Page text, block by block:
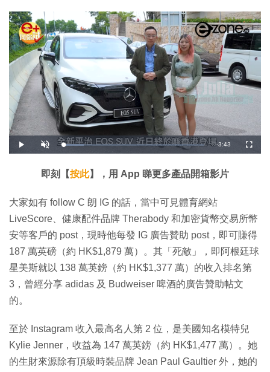
播
放
開
啟
載
入
:
1
3
%
剩
時
間
-3:43
全
螢
即刻【按此】，用 App 睇更多產品開箱影片
大家如有 follow C 朗 IG 的話，當中可見體育網站
LiveScore、健康配件品牌 Therabody 和加密貨幣交易所幣
安等客戶的 post，現時他每發 IG 廣告贊助 post，即可賺得
187 萬英磅（約 HK$1,879 萬）。其「死敵」，即阿根廷球
星美斯就以 138 萬英鎊（約 HK$1,377 萬）的收入排名第
3，曾經分享 adidas 及 Budweiser 啤酒的廣告贊助帖文
的。
至於 Instagram 收入最高名人第 2 位，是美國知名模特兒
Kylie Jenner，收益為 147 萬英鎊（約 HK$1,477 萬）。她
的生財來源除有頂級時裝品牌 Jean Paul Gaultier 外，她的